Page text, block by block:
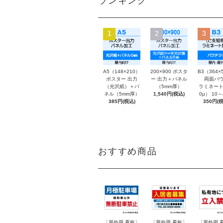
1
A5（148×210）
ポスター 出力
（光沢紙）＋パ
ネル（5mm厚）
385円(税込)
2
200×900 ポスタ
ー 出力＋パネル
（5mm厚）
1,540円(税込)
3
B3（
両面パ
ラミネー
0μ） 10
350円(
おすすめ商品